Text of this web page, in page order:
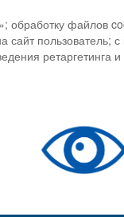
обработку файлов
пользователь; с
ретаргетинга и